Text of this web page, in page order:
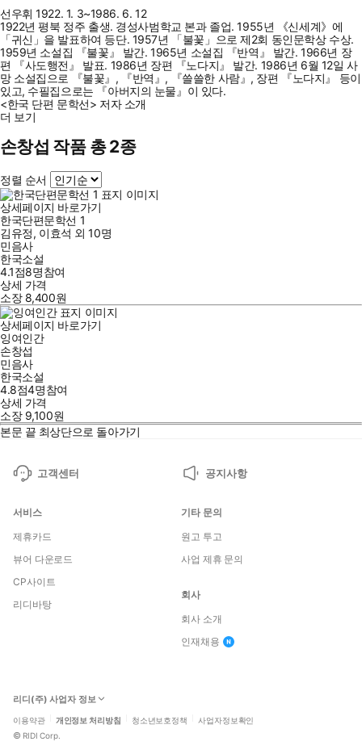
선우휘 1922. 1. 3~1986. 6. 12
1922년 평북 정주 출생. 경성사범학교 본과 졸업. 1955년 《신세계》에
「귀신」을 발표하여 등단. 1957년 「불꽃」으로 제2회 동인문학상 수상.
1959년 소설집 『불꽃』 발간. 1965년 소설집 『반역』 발간. 1966년 장
편 『사도행전』 발표. 1986년 장편 『노다지』 발간. 1986년 6월 12일 사
망 소설집으로 『불꽃』, 『반역』, 『쓸쓸한 사람』, 장편 『노다지』 등이
있고, 수필집으로는 『아버지의 눈물』이 있다.
<한국 단편 문학선> 저자 소개
더 보기
손창섭 작품 총 2종
정렬 순서
상세페이지 바로가기
한국단편문학선 1
김유정, 이효석 외10명
민음사
한국소설
4.1점8명참여
상세 가격
소장 8,400원
상세페이지 바로가기
잉여인간
손창섭
민음사
한국소설
4.8점4명참여
상세 가격
소장 9,100원
본문 끝 최상단으로 돌아가기
고객센터 공지사항
서비스
제휴카드
뷰어 다운로드
CP사이트
리디바탕
기타 문의
원고 투고
사업 제휴 문의
회사
회사 소개
인재채용
리디(주) 사업자 정보
이용약관 개인정보 처리방침 청소년보호정책 사업자정보확인
© RIDI Corp.